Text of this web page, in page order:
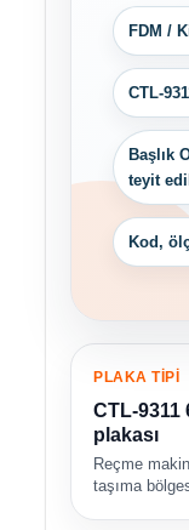
FDM /
CTL-
Başlık
teyit
Kod,
PLAKA TİPİ
CTL-9311
plakası
Reçme
taşıma